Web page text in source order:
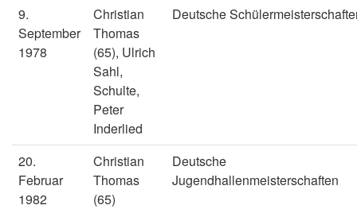
9.
September
1978
Christian
Thomas
(65), Ulrich
Sahl,
Schulte,
Peter
Inderlied
Deutsche
20.
Februar
1982
Christian
Thomas
(65)
Deutsche
Jugendhallenmeisterschaften